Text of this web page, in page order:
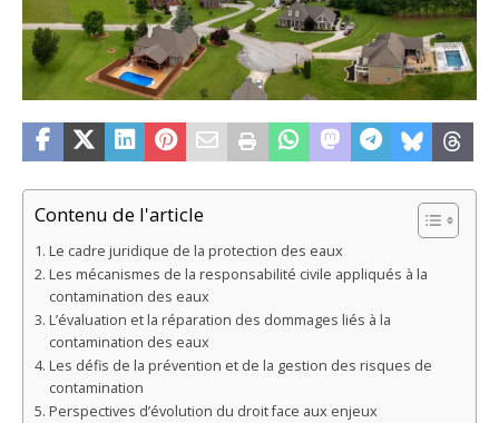
Contenu de l'article
Le cadre juridique de la protection des eaux
Les mécanismes de la responsabilité civile appliqués à la
contamination des eaux
L’évaluation et la réparation des dommages liés à la
contamination des eaux
Les défis de la prévention et de la gestion des risques de
contamination
Perspectives d’évolution du droit face aux enjeux